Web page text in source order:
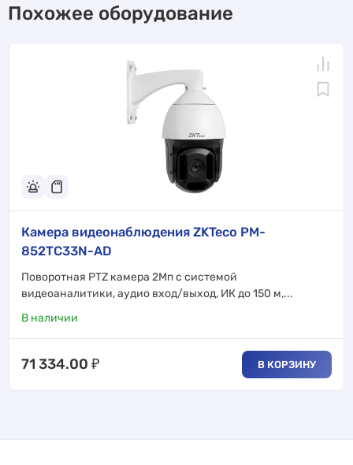
Похожее оборудование
Камера видеонаблюдения ZKTeco PM-
852TC33N-AD
Поворотная PTZ камера 2Мп с системой
видеоаналитики, аудио вход/выход, ИК до 150 м,...
В наличии
71 334.00 ₽ В КОРЗИНУ